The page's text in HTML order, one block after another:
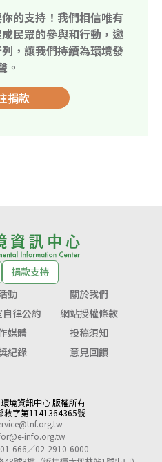
的支持！我們相信唯有
民眾的參與和行動，邀
，讓我們持續為環境發
。
捐款
捐款支持
動
關於我們
律公約
網站授權條款
媒體
投稿須知
紀錄 意見回饋
境資訊中心 版權所有
救字第1141364365號
info.org.tw
666／02-2910-6000